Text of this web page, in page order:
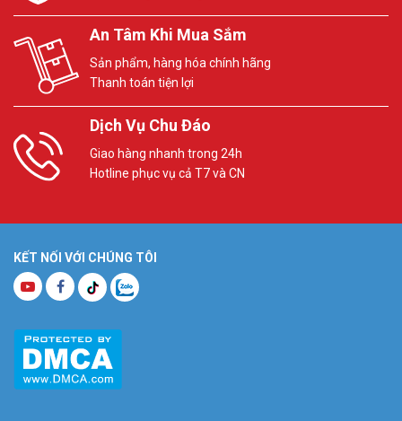
An Tâm Khi Mua Sắm
Sản phẩm, hàng hóa chính hãng
Thanh toán tiện lợi
Dịch Vụ Chu Đáo
Giao hàng nhanh trong 24h
Hotline phục vụ cả T7 và CN
KẾT NỐI VỚI CHÚNG TÔI